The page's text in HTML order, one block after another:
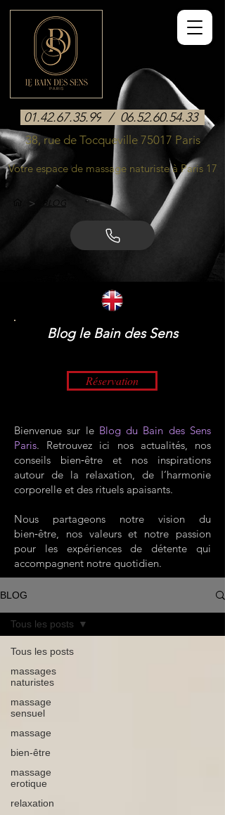
01.42.67.35.99 / 06.52.60.54.33
> BLOG
38, rue de Tocqueville 75017 Paris
Votre espace de massage naturiste à Paris 17
​Blog le Bain des Sens
Réservation
Bienvenue sur le Blog du Bain des Sens
Paris. Retrouvez ici nos actualités, nos
conseils bien‑être et nos inspirations
autour de la relaxation, de l’harmonie
corporelle et des rituels apaisants.
Nous partageons notre vision du
bien‑être, nos valeurs et notre passion
pour les expériences de détente qui
accompagnent notre quotidien.
BLOG
Tous les posts
massages
naturistes
massage
sensuel
massage
bien-être
massage
erotique
relaxation
Tous les posts